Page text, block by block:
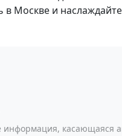
в Москве и
информация, касающаяся